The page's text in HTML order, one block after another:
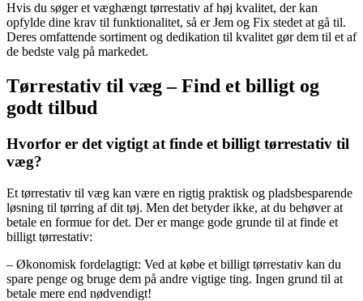
Hvis du søger et væghængt tørrestativ af høj kvalitet, der kan
opfylde dine krav til funktionalitet, så er Jem og Fix stedet at gå til.
Deres omfattende sortiment og dedikation til kvalitet gør dem til et af
de bedste valg på markedet.
Tørrestativ til væg – Find et billigt og
godt tilbud
Hvorfor er det vigtigt at finde et billigt tørrestativ til
væg?
Et tørrestativ til væg kan være en rigtig praktisk og pladsbesparende
løsning til tørring af dit tøj. Men det betyder ikke, at du behøver at
betale en formue for det. Der er mange gode grunde til at finde et
billigt tørrestativ:
– Økonomisk fordelagtigt: Ved at købe et billigt tørrestativ kan du
spare penge og bruge dem på andre vigtige ting. Ingen grund til at
betale mere end nødvendigt!